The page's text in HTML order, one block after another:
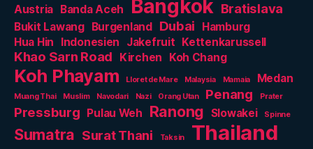
Austria Banda Aceh Bangkok Bratislava
Bukit Lawang Burgenland Dubai
Hamburg
Hua Hin
Indonesien Jakefruit Kettenkarussell
Khao Sarn Road Kirchen Koh Chang
Koh Phayam Lloret de Mare Malaysia Mamaia Medan
Muang Thai Muslim Navodari Nazi Orang Utan Penang Prater
Pressburg Pulau Weh Ranong Slowakei Spinne
Sumatra Surat Thani Taksin Thailand